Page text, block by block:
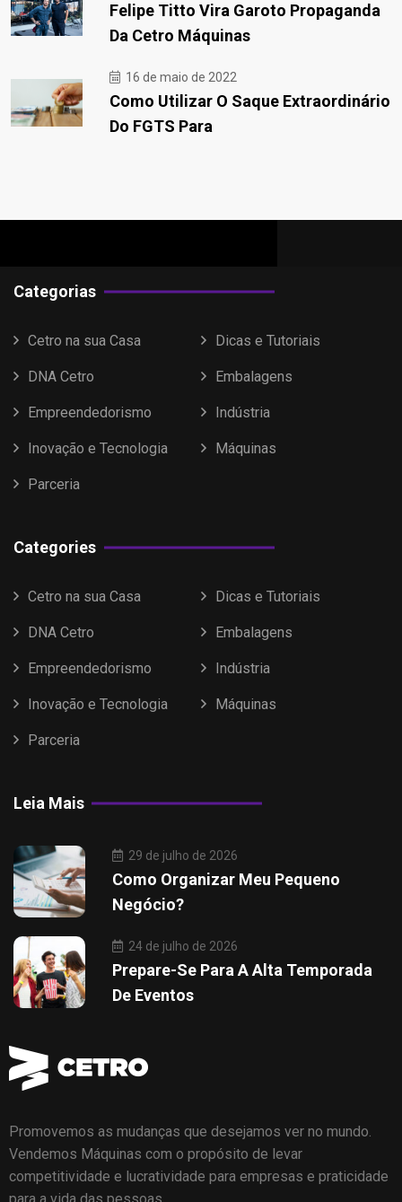
Felipe Titto Vira Garoto Propaganda
Da Cetro Máquinas
16 de maio de 2022
Como Utilizar O Saque Extraordinário
Do FGTS Para
Categorias
Cetro na sua Casa Dicas e Tutoriais
DNA Cetro Embalagens
Empreendedorismo Indústria
Inovação e Tecnologia Máquinas
Parceria
Categories
Cetro na sua Casa Dicas e Tutoriais
DNA Cetro Embalagens
Empreendedorismo Indústria
Inovação e Tecnologia Máquinas
Parceria
Leia Mais
29 de julho de 2026
Como Organizar Meu Pequeno
Negócio?
24 de julho de 2026
Prepare-Se Para A Alta Temporada
De Eventos
Promovemos as mudanças que desejamos ver no mundo.
Vendemos Máquinas com o propósito de levar
competitividade e lucratividade para empresas e praticidade